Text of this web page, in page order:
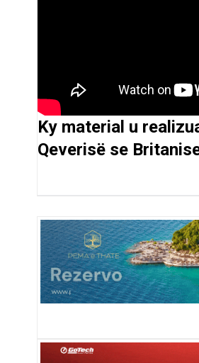
Ky material u
Qeverisë se